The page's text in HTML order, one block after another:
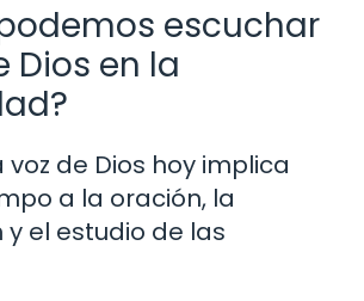
escuchar
Dios en la
voz de Dios hoy implica
a la oración, la
el estudio de las